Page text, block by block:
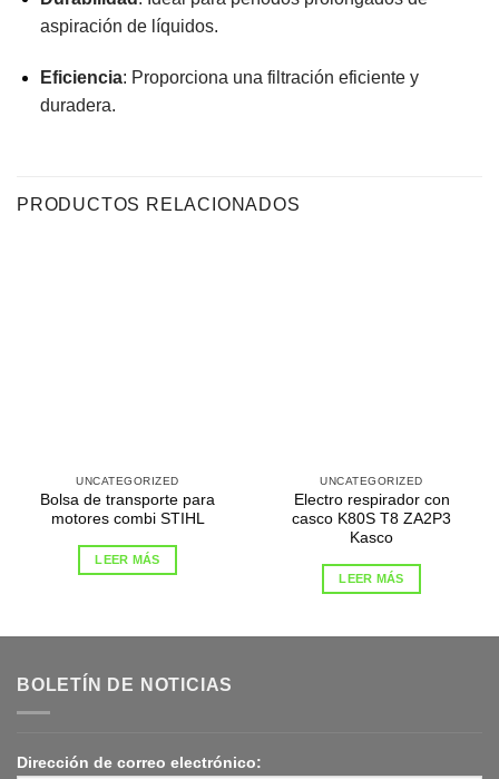
aspiración de líquidos.
Eficiencia: Proporciona una filtración eficiente y
duradera.
PRODUCTOS RELACIONADOS
UNCATEGORIZED
Bolsa de transporte para
motores combi STIHL
LEER MÁS
UNCATEGORIZED
Electro respirador con
casco K80S T8 ZA2P3
Kasco
LEER MÁS
BOLETÍN DE NOTICIAS
Dirección de correo electrónico: